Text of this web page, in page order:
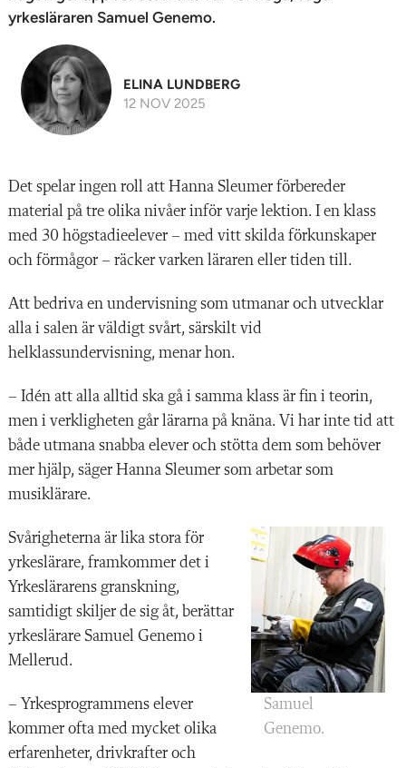
yrkesläraren Samuel Genemo.
ELINA LUNDBERG
12 NOV 2025
Det spelar ingen roll att Hanna Sleumer förbereder
material på tre olika nivåer inför varje lektion. I en klass
med 30 högstadieelever – med vitt skilda förkunskaper
och förmågor – räcker varken läraren eller tiden till.
Att bedriva en undervisning som utmanar och utvecklar
alla i salen är väldigt svårt, särskilt vid
helklassundervisning, menar hon.
– Idén att alla alltid ska gå i samma klass är fin i teorin,
men i verkligheten går lärarna på knäna. Vi har inte tid att
både utmana snabba elever och stötta dem som behöver
mer hjälp, säger Hanna Sleumer som arbetar som
musiklärare.
Samuel
Genemo.
Svårigheterna är lika stora för
yrkeslärare, framkommer det i
Yrkeslärarens granskning,
samtidigt skiljer de sig åt, berättar
yrkeslärare Samuel Genemo i
Mellerud.
– Yrkesprogrammens elever
kommer ofta med mycket olika
erfarenheter, drivkrafter och